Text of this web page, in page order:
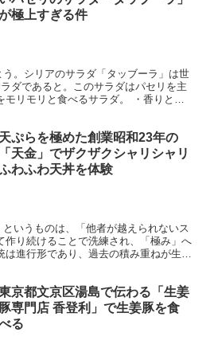
極上すぎる件
。シリアのサラダ「タッブーラ」は世
ダであると。このサラダはパセリを主
リモリと食べるサラダ。 ・香りと鋭
天ぷらを極めた創業昭和23年の
「天金」でザクザクシャリシャリ
わふわ天丼を体験
いうものは、「他者が越えられないス
作り続けることで洗練され、「極み」へ
進行形であり、過去の積み重ねが生む
京都文京区湯島で伝わる「生姜
豚専門店 香登利」で生姜豚を食
る